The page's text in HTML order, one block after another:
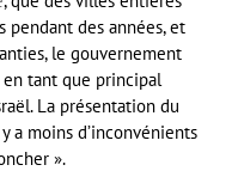
pendant des années, et
le gouvernement
tant que principal
La présentation du
a moins d’inconvénients
».